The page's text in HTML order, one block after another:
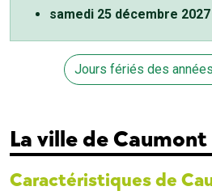
samedi 25 décembre 2027
Jours fériés des
La ville de Caumont
Caractéristiques de